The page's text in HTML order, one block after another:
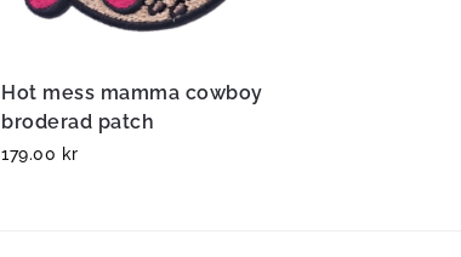
Hot mess mamma cowboy
broderad patch
179.00 kr